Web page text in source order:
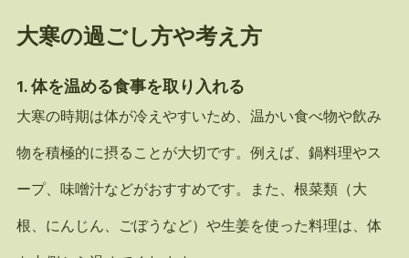
大寒の過ごし方や考え方
1. 体を温める食事を取り入れる
大寒の時期は体が冷えやすいため、温かい食べ物や飲み
物を積極的に摂ることが大切です。例えば、鍋料理やス
ープ、味噌汁などがおすすめです。また、根菜類（大
根、にんじん、ごぼうなど）や生姜を使った料理は、体